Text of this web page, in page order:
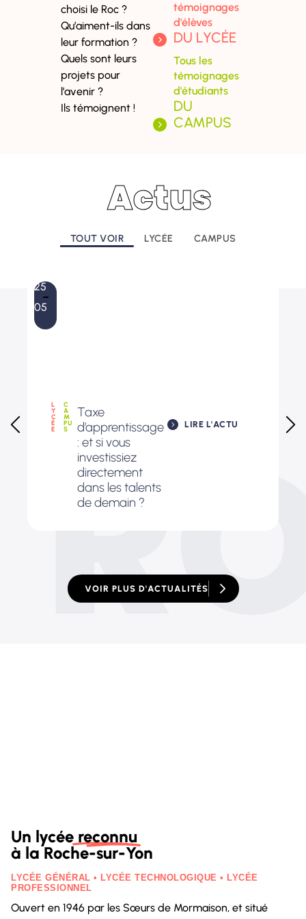
choisi le Roc ?
Qu’aiment-ils dans
leur formation ?
Quels sont leurs
projets pour
l’avenir ?
Ils témoignent !
témoignages
d'élèves
DU LYCÉE
Tous les
témoignages
d'étudiants
DU
CAMPUS
Actus
TOUT VOIR LYCÉE CAMPUS
Le
25
05
L
Y
C
É
E
C
A
M
PU
S
Taxe
d’apprentissage
: et si vous
investissiez
directement
dans les talents
de demain ?
LIRE L'ACTU
VOIR PLUS D'ACTUALITÉS
Un lycée reconnu
à la Roche-sur-Yon
LYCÉE GÉNÉRAL • LYCÉE TECHNOLOGIQUE • LYCÉE
PROFESSIONNEL
Ouvert en 1946 par les Sœurs de Mormaison, et situé